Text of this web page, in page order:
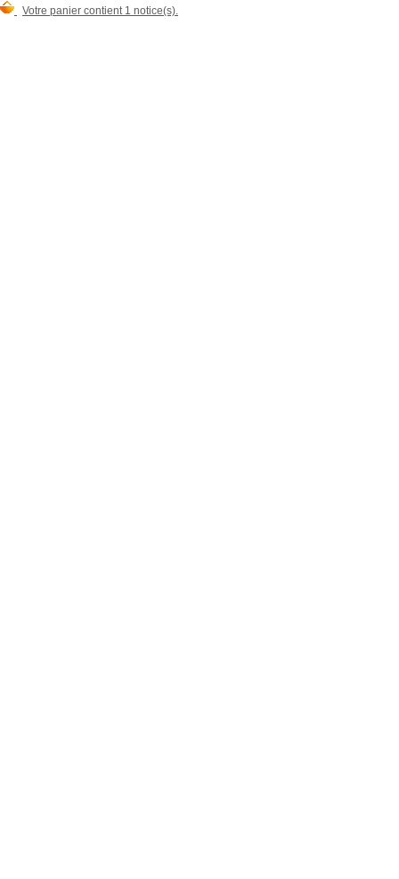
Votre panier contient 1 notice(s).